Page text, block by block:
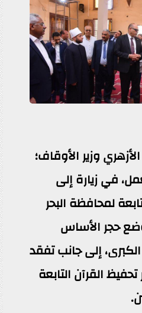
وزير الأوقاف؛
في زيارة إلى
لمحافظة البحر
حجر الأساس
إلى جانب تفقد
القرآن التابعة